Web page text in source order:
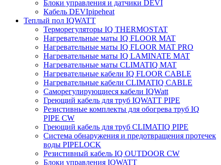
Блоки управления и датчики DEVI
Кабель DEVIpipeheat
Теплый пол IQWATT
Терморегуляторы IQ THERMOSTAT
Нагревательные маты IQ FLOOR MAT
Нагревательные маты IQ FLOOR MAT PRO
Нагревательные маты IQ LAMINATE MAT
Нагревательные маты CLIMATIQ MAT
Нагревательные кабели IQ FLOOR CABLE
Нагревательные кабели CLIMATIQ CABLE
Саморегулирующиеся кабели IQWatt
Греющий кабель для труб IQWATT PIPE
Резистивные комплекты для обогрева труб IQ
PIPE CW
Греющий кабель для труб CLIMATIQ PIPE
Система обнаружения и предотвращения протечек
воды PIPELOCK
Резистивный кабель IQ OUTDOOR CW
Блоки управления IQWATT